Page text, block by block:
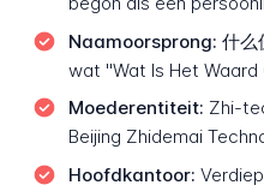
Naamoorsprong: 什么
wat "Wat Is Het
Moederentiteit: Zhi-
Beijing Zhidemai
Hoofdkantoor: